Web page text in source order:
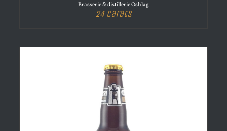
Brasserie & distillerie Oshlag
24 Carats